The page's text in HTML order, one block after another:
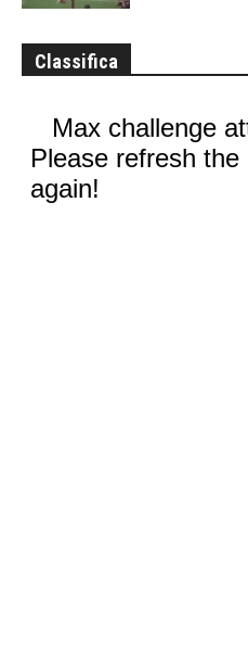
Classifica